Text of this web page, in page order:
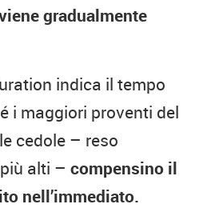
gradualmente
indica il tempo
i maggiori proventi del
cedole – reso
alti – compensino il
nell’immediato.